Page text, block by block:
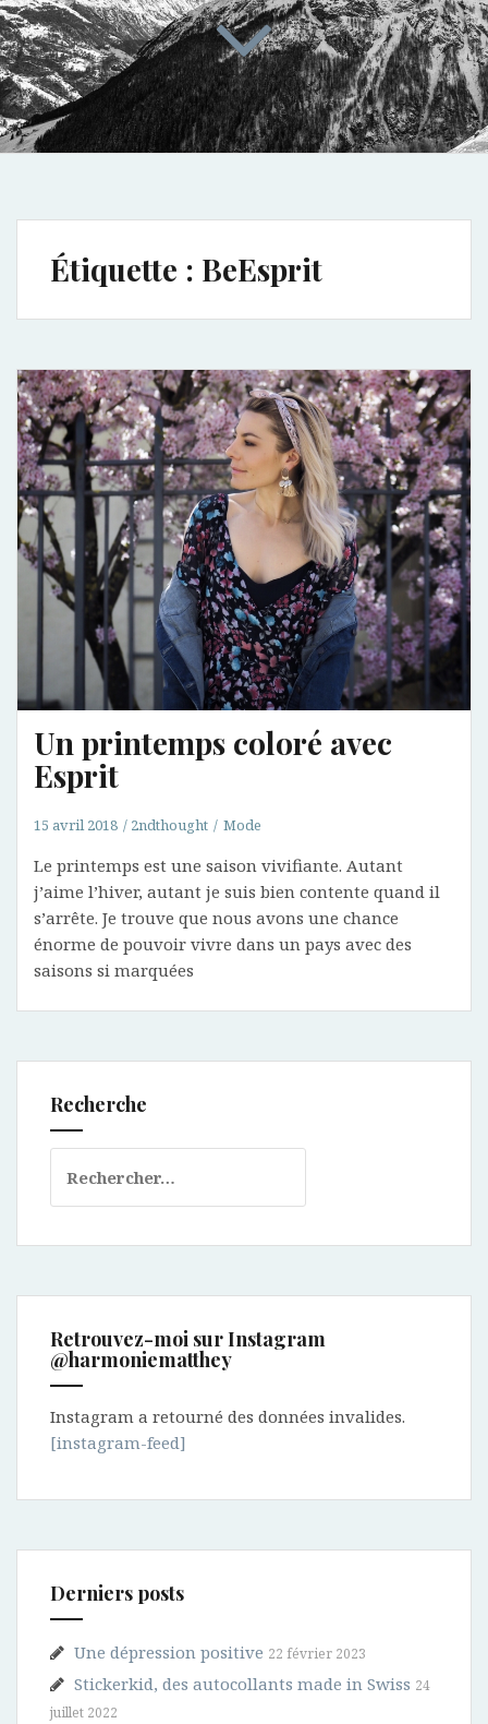
Étiquette : BeEsprit
Un printemps coloré avec
Esprit
15 avril 2018 2ndthought Mode
Le printemps est une saison vivifiante. Autant
j’aime l’hiver, autant je suis bien contente quand il
s’arrête. Je trouve que nous avons une chance
énorme de pouvoir vivre dans un pays avec des
saisons si marquées
Recherche
Retrouvez-moi sur Instagram
@harmoniematthey
Instagram a retourné des données invalides.
[instagram-feed]
Derniers posts
Une dépression positive 22 février 2023
Stickerkid, des autocollants made in Swiss 24
juillet 2022